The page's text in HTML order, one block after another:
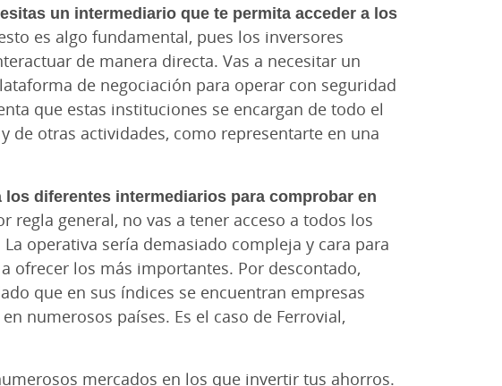
un intermediario que te permita acceder a los
es algo fundamental, pues los inversores
de manera directa. Vas a necesitar un
de negociación para operar con seguridad
que estas instituciones se encargan de todo el
de otras actividades, como representarte en una
los diferentes intermediarios para comprobar en
regla general, no vas a tener acceso a todos los
operativa sería demasiado compleja y cara para
ofrecer los más importantes. Por descontado,
que en sus índices se encuentran empresas
numerosos países. Es el caso de Ferrovial,
mercados en los que invertir tus ahorros.